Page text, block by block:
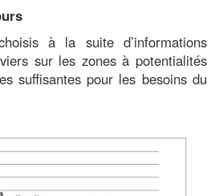
à la suite d’informations
sur les zones à potentialités
suffisantes pour les besoins du